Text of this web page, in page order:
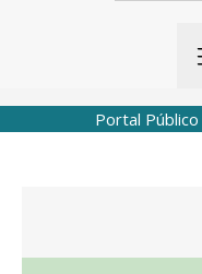
Portal